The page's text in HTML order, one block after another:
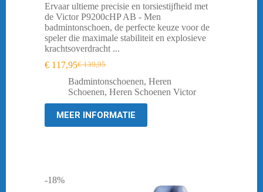
Ervaar ultieme precisie en torsiestijfheid met
de Victor P9200cHP AB - Men
badmintonschoen, de perfecte keuze voor de
speler die maximale stabiliteit en explosieve
krachtsoverdracht ...
€139,95
Oorspronkelijke
prijs
was:
€ 139,95.
€ 117,95Huidige
prijs
is:
€ 117,95.
Badmintonschoenen, Heren
Schoenen, Heren Schoenen Victor
MEER INFORMATIE
-18%